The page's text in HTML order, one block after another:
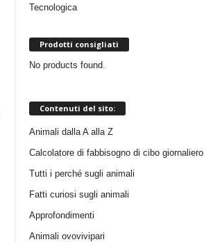
Tecnologica
Prodotti consigliati
No products found.
Contenuti del sito:
Animali dalla A alla Z
Calcolatore di fabbisogno di cibo giornaliero
Tutti i perché sugli animali
Fatti curiosi sugli animali
Approfondimenti
Animali ovovivipari